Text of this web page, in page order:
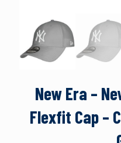
New Era –
Flexfit Cap –